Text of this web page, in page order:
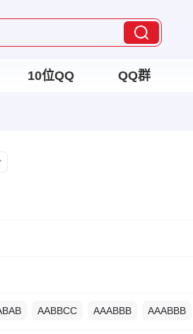
10位QQ QQ群
AABBCC AAABBB AAABBB